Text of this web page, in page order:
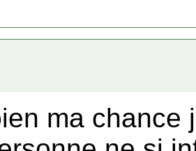
ma chance